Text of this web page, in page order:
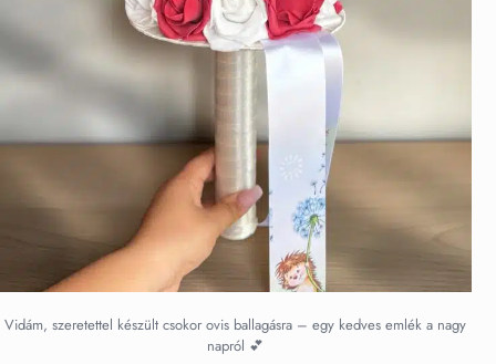
Vidám, szeretettel készült csokor ovis ballagásra – egy kedves emlék a nagy
napról 💕